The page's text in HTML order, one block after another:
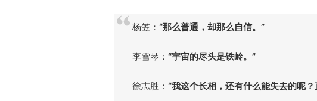
杨笠： “那么普通，却那么自信。”
李雪琴： “宇宙的尽头是铁岭。”
徐志胜： “我这个长相，还有什么能失去的呢